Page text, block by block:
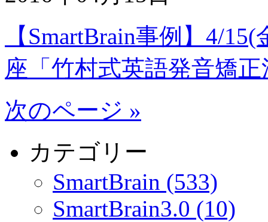
【SmartBrain事例】4/
座「竹村式英語発音矯
次のページ »
カテゴリー
SmartBrain (533)
SmartBrain3.0 (10)